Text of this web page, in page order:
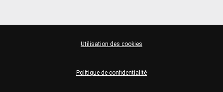
Politique de confidentialité
Utilisation des cookies